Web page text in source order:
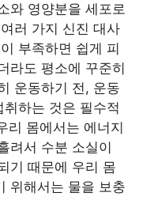
와 영양분을 세포로
러 가지 신진 대사
부족하면 쉽게 피
라도 평소에 꾸준히
운동하기 전, 운동
하는 것은 필수적
리 몸에서는 에너지
려서 수분 소실이
기 때문에 우리 몸
위해서는 물을 보충